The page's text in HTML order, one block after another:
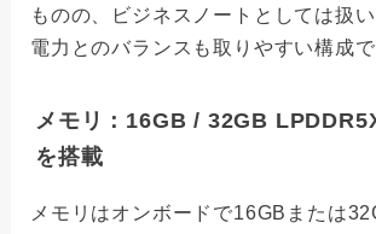
ものの、ビジネスノートとしては扱
電力とのバランスも取りやすい構成で
メモリ：16GB / 32GB
を搭載
メモリはオンボードで16GBまたは